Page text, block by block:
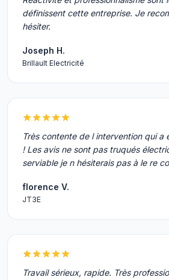
définissent cette entreprise. Je
hésiter.
Joseph H.
Brillault Electricité
Très contente de l intervention qui a
! Les avis ne sont pas truqués
serviable je n hésiterais pas à le re
florence V.
JT3E
Travail sérieux, rapide. Très